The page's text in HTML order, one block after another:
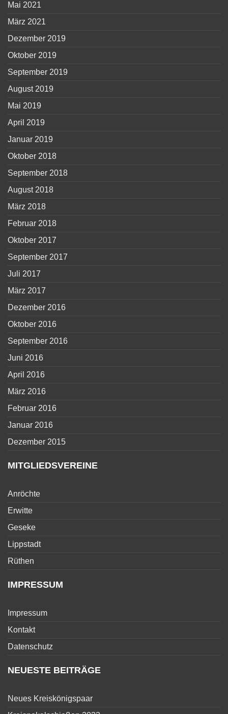
Mai 2021
März 2021
Dezember 2019
Oktober 2019
September 2019
August 2019
Mai 2019
April 2019
Januar 2019
Oktober 2018
September 2018
August 2018
März 2018
Februar 2018
Oktober 2017
September 2017
Juli 2017
März 2017
Dezember 2016
Oktober 2016
September 2016
Juni 2016
April 2016
März 2016
Februar 2016
Januar 2016
Dezember 2015
MITGLIEDSVEREINE
Anröchte
Erwitte
Geseke
Lippstadt
Rüthen
IMPRESSUM
Impressum
Kontakt
Datenschutz
NEUESTE BEITRÄGE
Neues Kreiskönigspaar